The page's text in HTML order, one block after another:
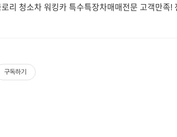
리 청소차 워킹카 특수특장차매매전문 고객만족!
구독하기